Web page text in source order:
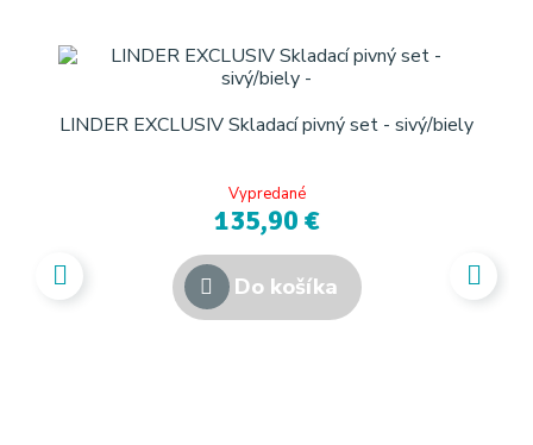
LINDER EXCLUSIV Skladací pivný set - sivý/biely
Vypredané
135,90 €
Do košíka